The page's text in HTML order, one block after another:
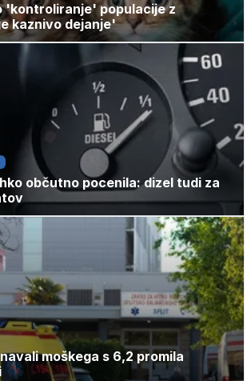
'kontroliranje' populacije z
kaznivo dejanje'
občutno pocenila: dizel tudi za
moškega s 6,2 promila